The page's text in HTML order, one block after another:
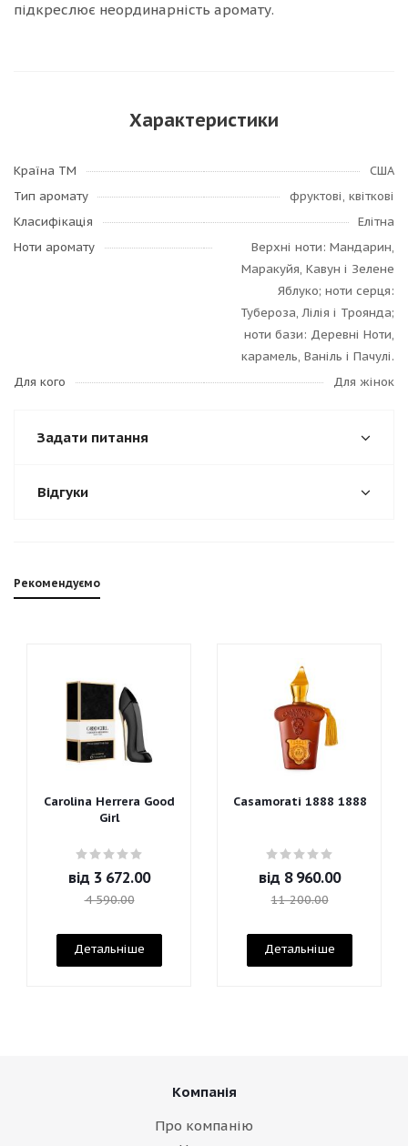
підкреслює неординарність аромату.
Характеристики
Країна ТМ
США
Тип аромату
фруктові, квіткові
Класифікація
Елітна
Ноти аромату
Верхні ноти: Мандарин,
Маракуйя, Кавун і Зелене
Яблуко; ноти серця:
Тубероза, Лілія і Троянда;
ноти бази: Деревні Ноти,
карамель, Ваніль і Пачулі.
Для кого
Для жінок
Задати питання
Відгуки
Рекомендуємо
Carolina Herrera Good
Girl
від 3 672.00
4 590.00
Детальніше
Casamorati 1888 1888
від 8 960.00
11 200.00
Детальніше
Компанія
Про компанію